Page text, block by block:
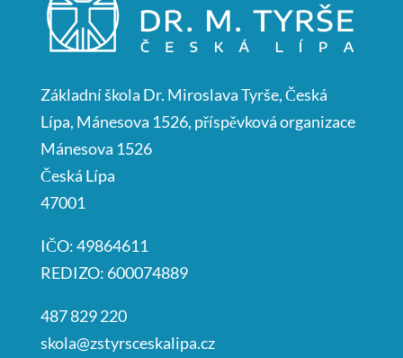
Základní škola Dr. Miroslava Tyrše, Česká
Lípa, Mánesova 1526, příspěvková organizace
Mánesova 1526
Česká Lípa
47001
IČO: 49864611
REDIZO: 600074889
487 829 220
skola@zstyrsceskalipa.cz